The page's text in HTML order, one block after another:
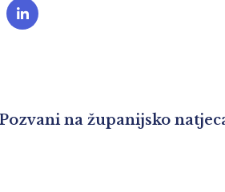
Pozvani na županijsko